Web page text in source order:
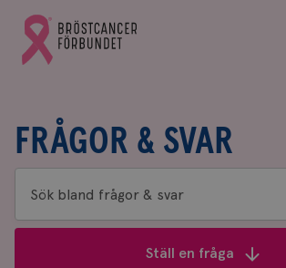
Gå
till
Bröstcancerförbundets
FRÅGOR & SVAR
Sök
bland
Ställ en fråga